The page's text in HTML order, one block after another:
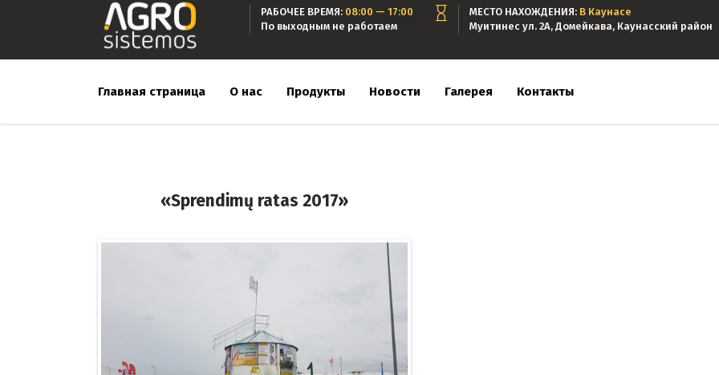
РАБОЧЕЕ ВРЕМЯ: 08:00 — 17:00
По выходным не работаем
МЕСТО НАХОЖДЕНИЯ: В Каунасе
Муитинес ул. 2А, Домейкава, Каунасский район
Главная страница О нас Продукты Новости Галерея Контакты
«Sprendimų ratas 2017»